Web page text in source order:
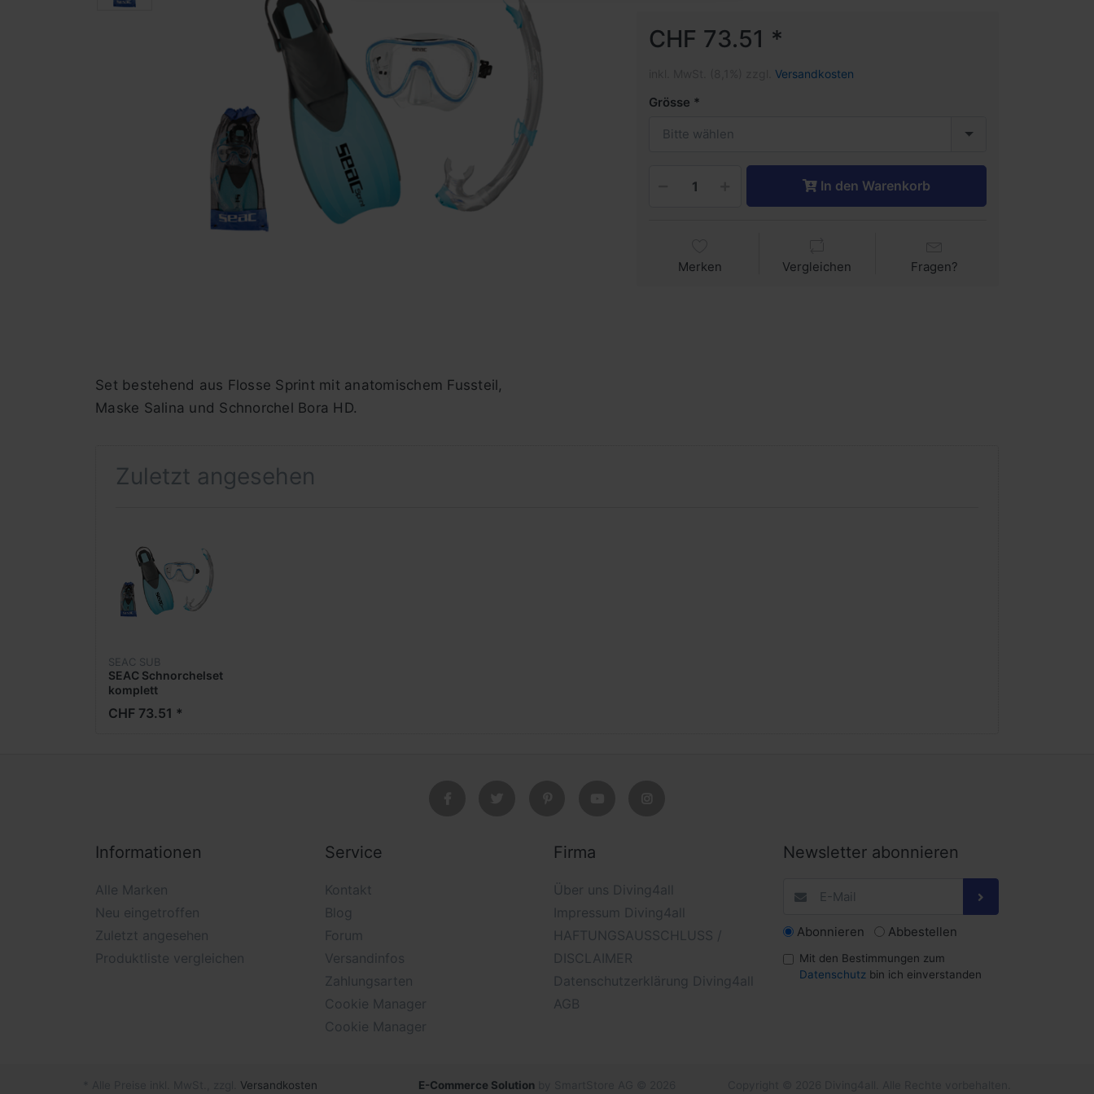
CHF 73.51 *
Versandkosten
Grösse
Bitte wählen
In den Warenkorb
Merken Vergleichen Fragen?
Set bestehend aus Flosse Sprint mit anatomischem Fussteil,
Maske Salina und Schnorchel Bora HD.
Zuletzt angesehen
SEAC SUB
SEAC Schnorchelset
komplett
CHF 73.51 *
Informationen
Alle Marken
Neu eingetroffen
Zuletzt angesehen
Produktliste vergleichen
Service
Kontakt
Blog
Forum
Versandinfos
Zahlungsarten
Cookie Manager
Cookie Manager
Firma
Über uns Diving4all
Impressum Diving4all
HAFTUNGSAUSSCHLUSS /
DISCLAIMER
Datenschutzerklärung Diving4all
AGB
Newsletter abonnieren
Abonnieren Abbestellen
Mit den Bestimmungen zum
Datenschutz bin ich einverstanden
Versandkosten E-Commerce Solution